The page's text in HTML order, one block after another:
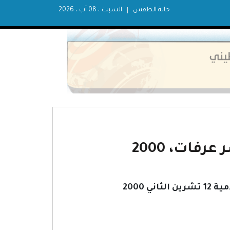
السبت ، 08 آب ، 2026 حالة الطقس
2000